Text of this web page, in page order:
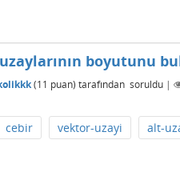
boyutunu
(11 puan) tarafından soruldu |
cebir vektor-uzayi alt-